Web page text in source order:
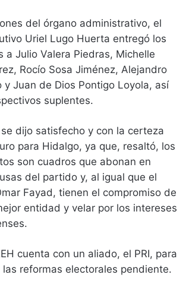
del órgano administrativo, el
Uriel Lugo Huerta entregó los
a Julio Valera Piedras, Michelle
Rocío Sosa Jiménez, Alejandro
y Juan de Dios Pontigo Loyola, así
suplentes.
dijo satisfecho y con la certeza
para Hidalgo, ya que, resaltó, los
son cuadros que abonan en
del partido y, al igual que el
Fayad, tienen el compromiso de
entidad y velar por los intereses
cuenta con un aliado, el PRI, para
reformas electorales pendiente.